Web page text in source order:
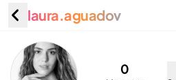
Laura
laura.aguadov
0